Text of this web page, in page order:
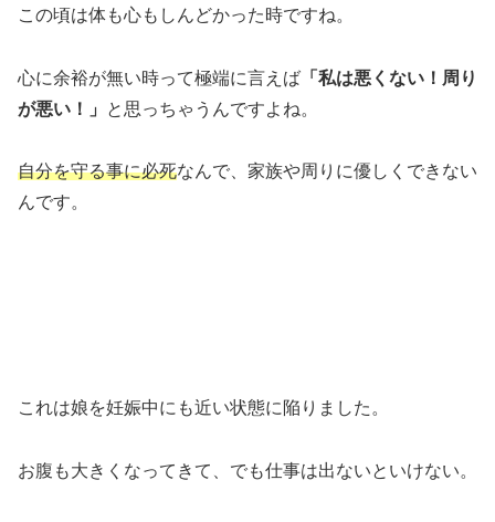
この頃は体も心もしんどかった時ですね。
心に余裕が無い時って極端に言えば 「私は悪くない！周り
が悪い！」
と思っちゃうんですよね。
自分を守る事に必死なんで、家族や周りに優しくできない
んです。
これは娘を妊娠中にも近い状態に陥りました。
お腹も大きくなってきて、でも仕事は出ないといけない。